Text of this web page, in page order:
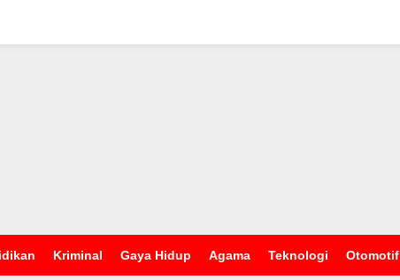
Kriminal Gaya Hidup Agama Teknologi Otomotif